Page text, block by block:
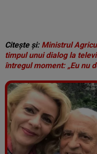
Citește și: Ministrul
timpul unui dialog la
întregul moment: „Eu nu